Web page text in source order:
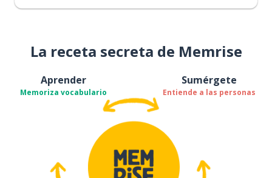
La receta secreta de Memrise
Aprender
Memoriza vocabulario
Sumérgete
Entiende a las personas